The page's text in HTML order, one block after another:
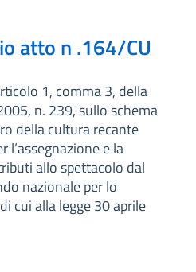
atto n .164/CU
1, comma 3, della
n. 239, sullo schema
della cultura recante
l’assegnazione e la
allo spettacolo dal
nazionale per lo
cui alla legge 30 aprile